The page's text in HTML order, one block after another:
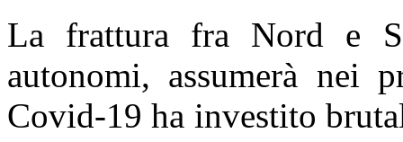
La frattura fra Nord e
autonomi, assumerà nei
Covid-19 ha investito